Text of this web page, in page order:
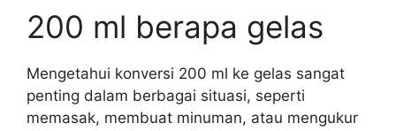
200 ml berapa gelas
Mengetahui konversi 200 ml ke gelas sangat
penting dalam berbagai situasi, seperti
memasak, membuat minuman, atau mengukur